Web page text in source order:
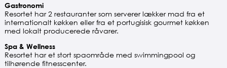
Gastronomi
Resortet har 2 restauranter som serverer lækker mad fra et
internationalt køkken eller fra et portugisisk gourmet køkken
med lokalt producerede råvarer.
Spa & Wellness
Resortet har et stort spaområde med swimmingpool og
tilhørende fitnesscenter.